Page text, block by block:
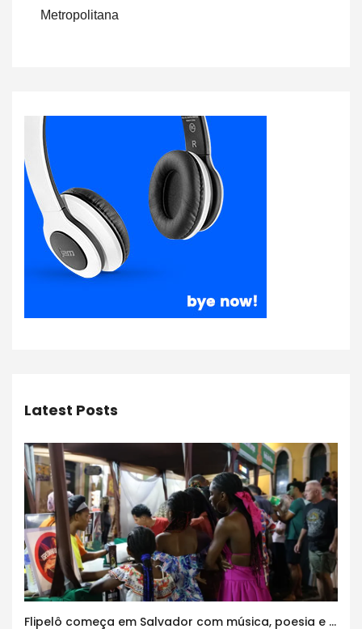
Metropolitana
Latest Posts
Flipelô começa em Salvador com música, poesia e grande participação